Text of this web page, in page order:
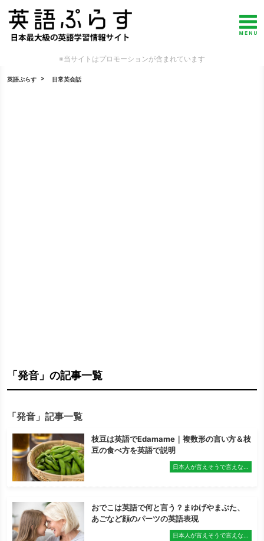
※当サイトはプロモーションが含まれています
英語ぷらす 日常英会話
「発音」の記事一覧
「発音」記事一覧
枝豆は英語でEdamame｜複数形の言い方＆枝
豆の食べ方を英語で説明
日本人が言えそうで言えな...
おでこは英語で何と言う？まゆげやまぶた、
あごなど顔のパーツの英語表現
日本人が言えそうで言えな...